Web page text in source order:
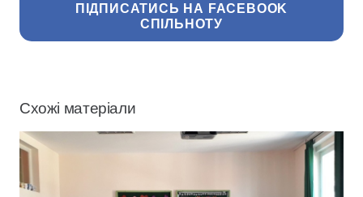
ПІДПИСАТИСЬ НА FACEBOOK
СПІЛЬНОТУ
Схожі матеріали